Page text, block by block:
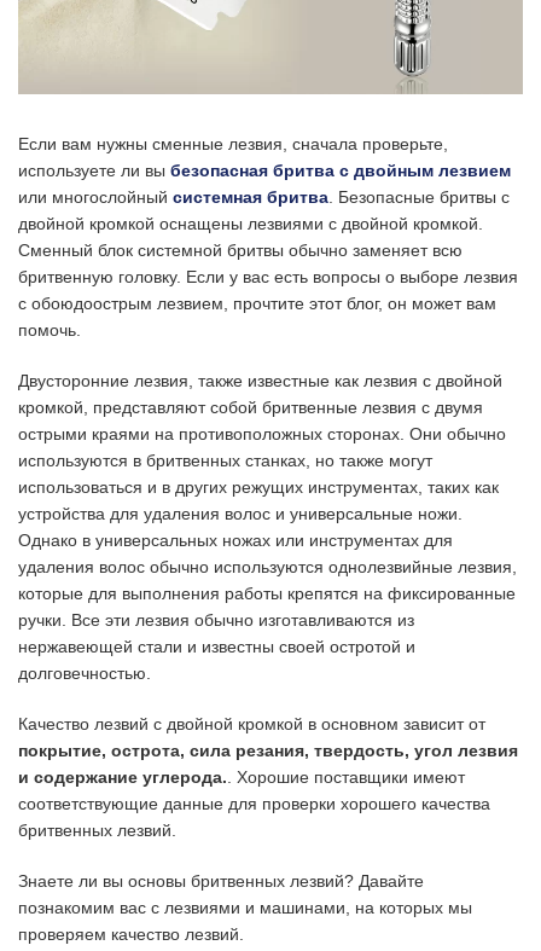
Если вам нужны сменные лезвия, сначала проверьте,
используете ли вы безопасная бритва с двойным лезвием
или многослойный системная бритва . Безопасные бритвы с
двойной кромкой оснащены лезвиями с двойной кромкой.
Сменный блок системной бритвы обычно заменяет всю
бритвенную головку. Если у вас есть вопросы о выборе лезвия
с обоюдоострым лезвием, прочтите этот блог, он может вам
помочь.
Двусторонние лезвия, также известные как лезвия с двойной
кромкой, представляют собой бритвенные лезвия с двумя
острыми краями на противоположных сторонах. Они обычно
используются в бритвенных станках, но также могут
использоваться и в других режущих инструментах, таких как
устройства для удаления волос и универсальные ножи.
Однако в универсальных ножах или инструментах для
удаления волос обычно используются однолезвийные лезвия,
которые для выполнения работы крепятся на фиксированные
ручки. Все эти лезвия обычно изготавливаются из
нержавеющей стали и известны своей остротой и
долговечностью.
Качество лезвий с двойной кромкой в основном зависит от
покрытие, острота, сила резания, твердость, угол лезвия
и содержание углерода. . Хорошие поставщики имеют
соответствующие данные для проверки хорошего качества
бритвенных лезвий.
Знаете ли вы основы бритвенных лезвий? Давайте
познакомим вас с лезвиями и машинами, на которых мы
проверяем качество лезвий.